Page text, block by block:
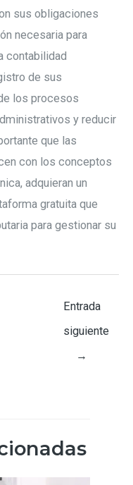
sus obligaciones
necesaria para
contabilidad
de sus
los procesos
y reducir
que las
con los conceptos
adquieran un
gratuita que
para gestionar su
Entrada
siguiente
→